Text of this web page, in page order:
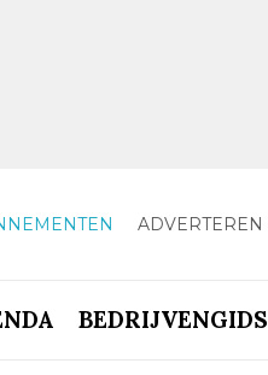
ADVERTEREN
BEDRIJVENGIDS